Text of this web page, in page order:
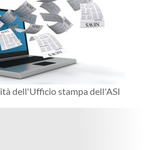
dell'Ufficio stampa dell'ASI